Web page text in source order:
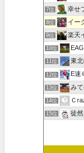
7位 幸せ
8位 イー
9位 楽天
10位
11位 東
12位 E速
13位 み
14位 Ｃ
15位 徒